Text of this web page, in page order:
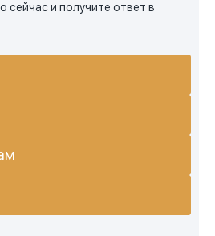
сейчас и получите ответ в